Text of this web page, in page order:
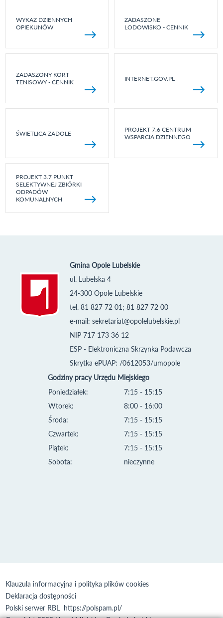
WYKAZ DZIENNYCH
OPIEKUNÓW
ZADASZONE
LODOWISKO - CENNIK
ZADASZONY KORT
TENISOWY - CENNIK
INTERNET.GOV.PL
ŚWIETLICA ZADOLE
PROJEKT 7.6 CENTRUM
WSPARCIA DZIENNEGO
PROJEKT 3.7 PUNKT
SELEKTYWNEJ ZBIÓRKI
ODPADÓW
KOMUNALNYCH
Gmina Opole Lubelskie
ul. Lubelska 4
24-300 Opole Lubelskie
tel. 81 827 72 01; 81 827 72 00
e-mail: sekretariat@opolelubelskie.pl
NIP 717 173 36 12
ESP - Elektroniczna Skrzynka Podawcza
Skrytka ePUAP: /0612053/umopole
Godziny pracy Urzędu Miejskiego
Poniedziałek:
Wtorek:
Środa:
Czwartek:
Piątek:
Sobota:
7:15 - 15:15
8:00 - 16:00
7:15 - 15:15
7:15 - 15:15
7:15 - 15:15
nieczynne
Klauzula informacyjna i polityka plików cookies
Deklaracja dostępności
Polski serwer RBL https://polspam.pl/